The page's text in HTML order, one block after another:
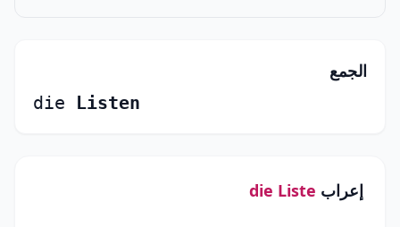
الجمع
die Listen
إعراب die Liste